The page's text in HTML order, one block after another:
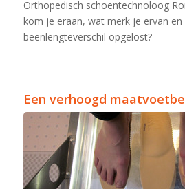
Orthopedisch schoentechnoloog
kom je eraan, wat merk je ervan
beenlengteverschil opgelost?
Een verhoogd